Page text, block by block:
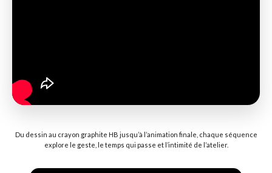
Du dessin au crayon graphite HB jusqu’à l’animation finale, chaque séquence
explore le geste, le temps qui passe et l’intimité de l’atelier.